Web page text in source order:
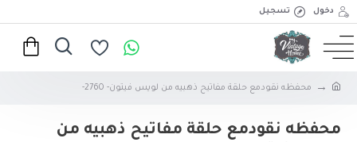
دخول تسجيل
محفظه نقودمع حلقة مفاتيح ذهبيه من لويس فيتون- 2760-
محفظه نقودمع حلقة مفاتيح ذهبيه من